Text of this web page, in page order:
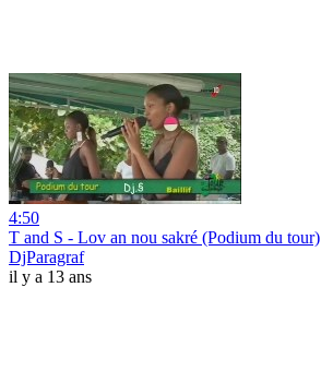
4:50
T and S - Lov an nou sakré (Podium du tour)
DjParagraf
il y a 13 ans